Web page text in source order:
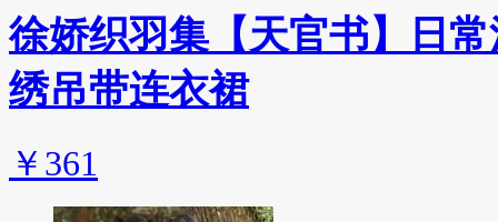
徐娇织羽集【天官书】日
绣吊带连衣裙
￥361